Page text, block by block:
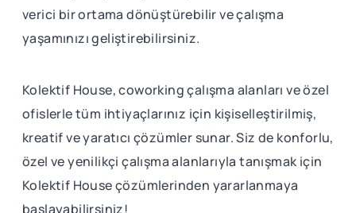
verici bir ortama dönüştürebilir ve çalışma
yaşamınızı geliştirebilirsiniz.
Kolektif House, coworking çalışma alanları ve özel
ofislerle tüm ihtiyaçlarınız için kişiselleştirilmiş,
kreatif ve yaratıcı çözümler sunar. Siz de konforlu,
özel ve yenilikçi çalışma alanlarıyla tanışmak için
Kolektif House çözümlerinden yararlanmaya
başlayabilirsiniz!